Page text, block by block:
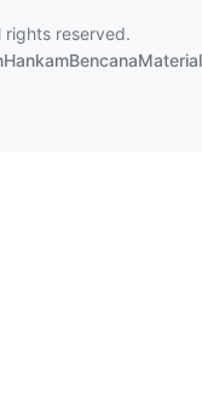
rights reserved.
HankamBencanaMaterial